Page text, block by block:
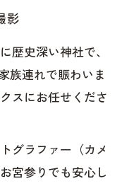
影
歴史深い神社で、
族連れで賑わいま
スにお任せくださ
グラファー（カメ
宮参りでも安心し